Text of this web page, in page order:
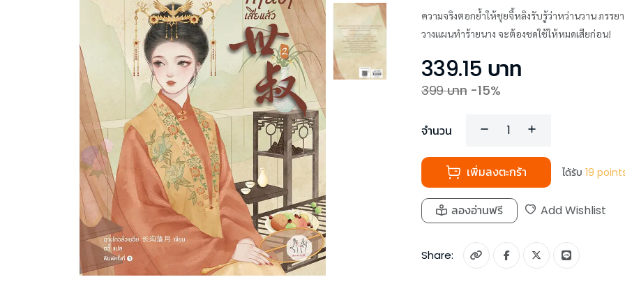
ความจริงตอกย้ำให้ชุยจี้หลิงรับรู้ว่าหว่านวาน ภรรย
วางแผนทำร้ายนาง จะต้องชดใช้ให้หมดเสียก่อน!
339.15 บาท
399บาท -15%
จำนวน
เพิ่มลงตะกร้า ได้รับ 19
ลองอ่านฟรี Add Wishlist
Share: